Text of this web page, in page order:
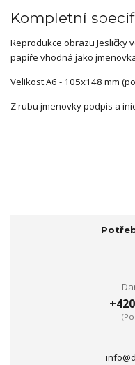
Kompletní
Reprodukce obrazu Jesličky
papíře vhodná jako
Velikost A6 - 105x148 mm
Z rubu jmenovky podpis a